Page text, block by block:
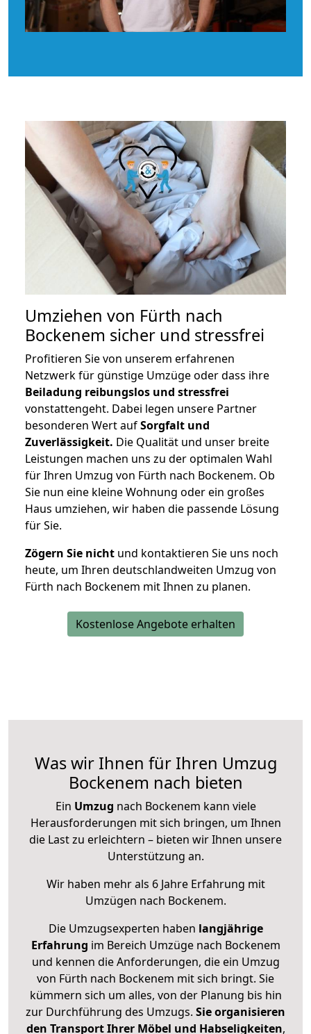
Umziehen von Fürth nach
Bockenem sicher und stressfrei
Profitieren Sie von unserem erfahrenen
Netzwerk für günstige Umzüge oder dass ihre
Beiladung reibungslos und stressfrei
vonstattengeht. Dabei legen unsere Partner
besonderen Wert aufSorgfalt und
Zuverlässigkeit. Die Qualität und unser breite
Leistungen machen uns zu der optimalen Wahl
für Ihren Umzug von Fürth nach Bockenem. Ob
Sie nun eine kleine Wohnung oder ein großes
Haus umziehen, wir haben die passende Lösung
für Sie.
Zögern Sie nicht und kontaktieren Sie uns noch
heute, um Ihren deutschlandweiten Umzug von
Fürth nach Bockenem mit Ihnen zu planen.
Kostenlose Angebote erhalten
Was wir Ihnen für Ihren Umzug
Bockenem nach bieten
Ein Umzug nach Bockenem kann viele
Herausforderungen mit sich bringen, um Ihnen
die Last zu erleichtern – bieten wir Ihnen unsere
Unterstützung an.
Wir haben mehr als 6 Jahre Erfahrung mit
Umzügen nach Bockenem.
Die Umzugsexperten haben langjährige
Erfahrung im Bereich Umzüge nach Bockenem
und kennen die Anforderungen, die ein Umzug
von Fürth nach Bockenem mit sich bringt. Sie
kümmern sich um alles, von der Planung bis hin
zur Durchführung des Umzugs. Sie organisieren
den Transport Ihrer Möbel und Habseligkeiten,